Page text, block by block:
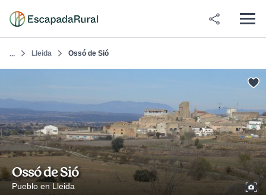
... Lleida Ossó de Sió
Ossó de Sió
Pueblo en Lleida